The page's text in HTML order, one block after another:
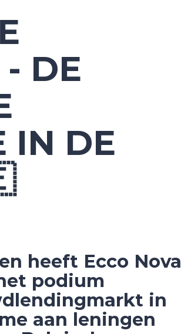
- DE
IN DE
heeft Ecco Nova
podium
in
aan leningen